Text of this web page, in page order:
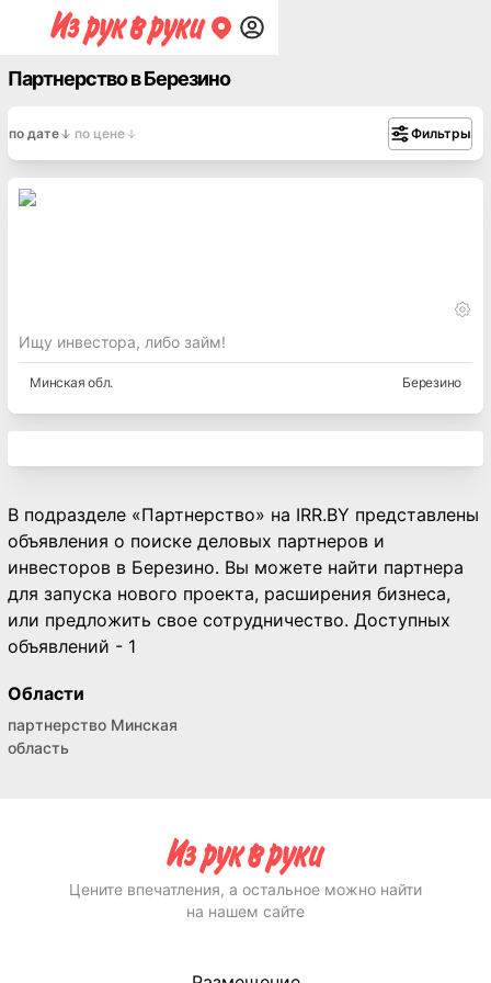
Партнерство в Березино
по дате по цене Фильтры
Ищу инвестора, либо займ!
Минская обл. Березино
В подразделе «Партнерство» на IRR.BY представлены
объявления о поиске деловых партнеров и
инвесторов в Березино. Вы можете найти партнера
для запуска нового проекта, расширения бизнеса,
или предложить свое сотрудничество. Доступных
объявлений - 1
Области
партнерство Минская
область
Цените впечатления, а остальное можно найти
на нашем сайте